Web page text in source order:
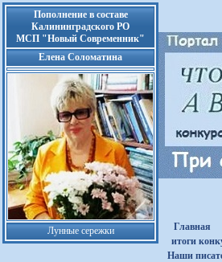
Пополнение в составе
Калининградского РО
МСП "Новый Современник"
Елена Соломатина
Лунные сережки Главная
итоги
Наши